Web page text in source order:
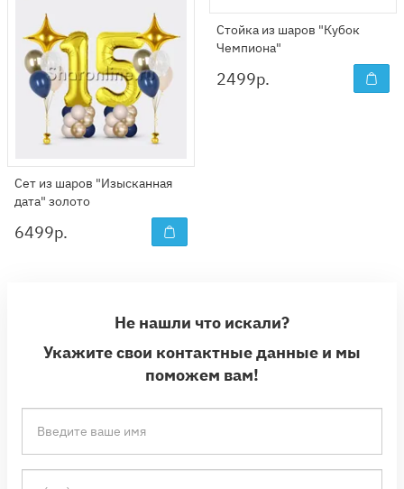
Сет из шаров "Изысканная
дата" золото
6499р.
Стойка из шаров "Кубок
Чемпиона"
2499р.
Не нашли что искали?
Укажите свои контактные данные и мы
поможем вам!